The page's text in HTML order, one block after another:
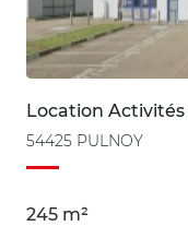
Location
54425 PULNOY
245 m²